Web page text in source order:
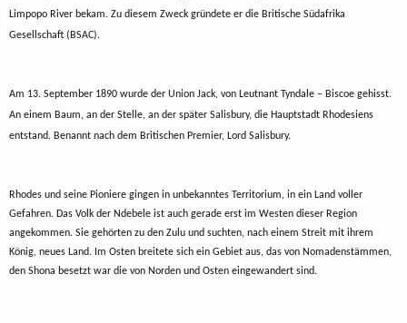
Limpopo River bekam. Zu diesem Zweck gründete er die Britische Südafrika
Gesellschaft (BSAC).
Am 13. September 1890 wurde der Union Jack, von Leutnant Tyndale – Biscoe gehisst.
An einem Baum, an der Stelle, an der später Salisbury, die Hauptstadt Rhodesiens
entstand. Benannt nach dem Britischen Premier, Lord Salisbury.
Rhodes und seine Pioniere gingen in unbekanntes Territorium, in ein Land voller
Gefahren. Das Volk der Ndebele ist auch gerade erst im Westen dieser Region
angekommen. Sie gehörten zu den Zulu und suchten, nach einem Streit mit ihrem
König, neues Land. Im Osten breitete sich ein Gebiet aus, das von Nomadenstämmen,
den Shona besetzt war die von Norden und Osten eingewandert sind.